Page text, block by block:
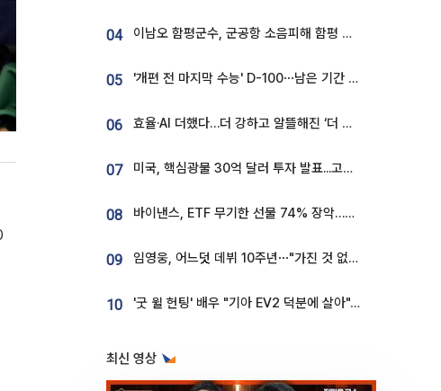
04 이남오 함평군수, 군공항 소음피해 함평 보상 요구
05 '개편 전 마지막 수능' D-100⋯남은 기간 성적 올릴 전략은
06 효율·AI 더했다…더 강하고 알뜰해진 ‘더 뉴 그랜저 하이브리드’ [ET의 모빌리티]
07 미국, 핵심광물 30억 달러 투자 발표...고려아연 대미투자 언급
08 바이낸스, ETF 무기한 선물 74% 장악…한국 레버리지 ETF 거래 급증 [e가상자산]
09 임영웅, 어느덧 데뷔 10주년⋯"가진 것 없던 시절, 내 앞엔 20명의 팬뿐"
10 '굿 윌 헌팅' 배우 "기아 EV2 덕분에 살아"…교통사고 후 안전성 극찬
최신 영상